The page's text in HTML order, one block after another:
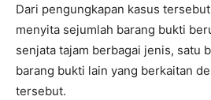
Dari pengungkapan kasus
menyita sejumlah barang bukti
senjata tajam berbagai jenis, satu
barang bukti lain yang berkaitan
tersebut.